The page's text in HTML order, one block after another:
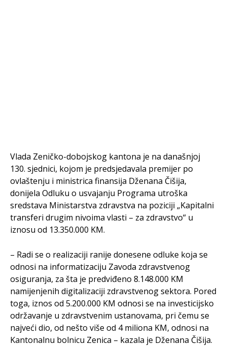
Vlada Zeničko-dobojskog kantona je na današnjoj
130. sjednici, kojom je predsjedavala premijer po
ovlaštenju i ministrica finansija Dženana Čišija,
donijela Odluku o usvajanju Programa utroška
sredstava Ministarstva zdravstva na poziciji „Kapitalni
transferi drugim nivoima vlasti – za zdravstvo“ u
iznosu od 13.350.000 KM.
– Radi se o realizaciji ranije donesene odluke koja se
odnosi na informatizaciju Zavoda zdravstvenog
osiguranja, za šta je predviđeno 8.148.000 KM
namijenjenih digitalizaciji zdravstvenog sektora. Pored
toga, iznos od 5.200.000 KM odnosi se na investicijsko
održavanje u zdravstvenim ustanovama, pri čemu se
najveći dio, od nešto više od 4 miliona KM, odnosi na
Kantonalnu bolnicu Zenica – kazala je Dženana Čišija.